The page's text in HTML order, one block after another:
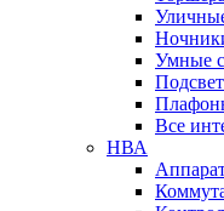
Умные
Все
НВА